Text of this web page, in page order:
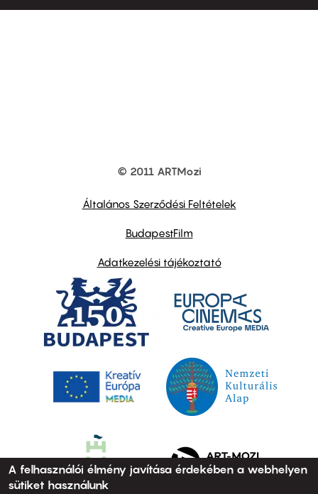
© 2011 ARTMozi
Általános Szerződési Feltételek
BudapestFilm
Adatkezelési tájékoztató
A felhasználói élmény javítása érdekében a webhelyen
sütiket használunk